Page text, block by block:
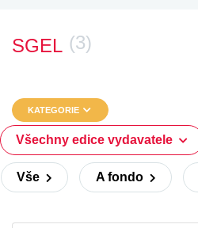
SGEL (3)
KATEGORIE
Všechny edice vydavatele
Vše A fondo